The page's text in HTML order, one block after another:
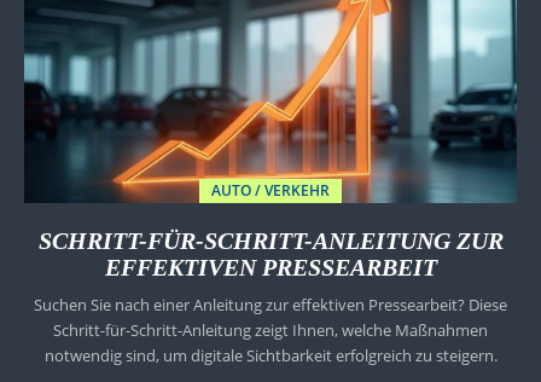
AUTO / VERKEHR
SCHRITT-FÜR-SCHRITT-ANLEITUNG ZUR
EFFEKTIVEN PRESSEARBEIT
Suchen Sie nach einer Anleitung zur effektiven Pressearbeit? Diese
Schritt-für-Schritt-Anleitung zeigt Ihnen, welche Maßnahmen
notwendig sind, um digitale Sichtbarkeit erfolgreich zu steigern.